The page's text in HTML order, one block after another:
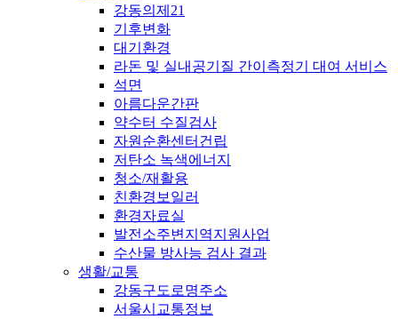
강동의제21
기후변화
대기환경
라돈 및 실내공기질 간이측정기 대여 서비스
석면
아름다운간판
약수터 수질검사
자원순환센터건립
저탄소 녹색에너지
청소/재활용
친환경보일러
환경자료실
발전소주변지역지원사업
수산물 방사능 검사 결과
생활/교통
강동구도로명주소
서울시교통정보